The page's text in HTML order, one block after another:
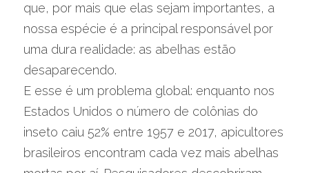
que, por mais que elas sejam importantes, a
nossa espécie é a principal responsável por
uma dura realidade: as abelhas estão
desaparecendo.
E esse é um problema global: enquanto nos
Estados Unidos o número de colônias do
inseto caiu 52% entre 1957 e 2017, apicultores
brasileiros encontram cada vez mais abelhas